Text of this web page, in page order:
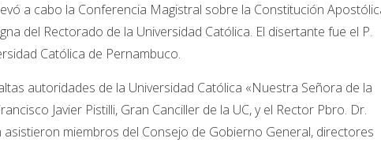
a cabo la Conferencia Magistral sobre la Constitución
del Rectorado de la Universidad Católica. El disertante fue el P.
Católica de Pernambuco.
autoridades de la Universidad Católica «Nuestra Señora de la
Javier Pistilli, Gran Canciller de la UC, y el Rector Pbro. Dr.
miembros del Consejo de Gobierno General, directores